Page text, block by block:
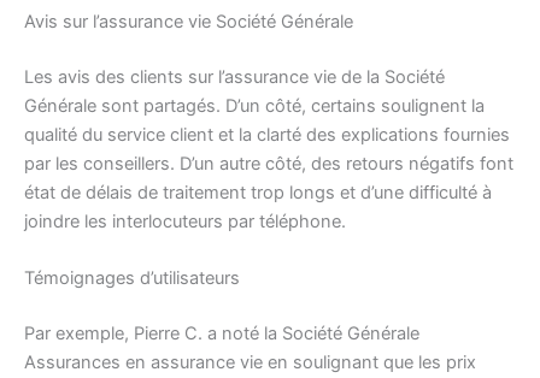
Avis sur l’assurance vie Société Générale
Les avis des clients sur l’assurance vie de la Société
Générale sont partagés. D’un côté, certains soulignent la
qualité du service client et la clarté des explications fournies
par les conseillers. D’un autre côté, des retours négatifs font
état de délais de traitement trop longs et d’une difficulté à
joindre les interlocuteurs par téléphone.
Témoignages d’utilisateurs
Par exemple, Pierre C. a noté la Société Générale
Assurances en assurance vie en soulignant que les prix